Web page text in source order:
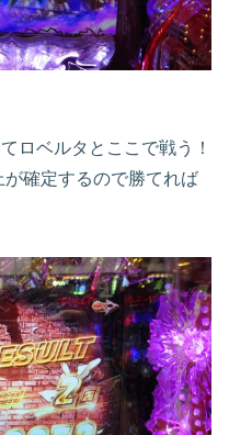
ロベルタとここで戦う！
確定するので勝てれば